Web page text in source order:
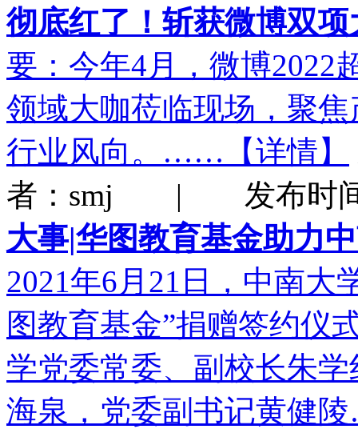
彻底红了！斩获微博双
要：今年4月，微博2022
领域大咖莅临现场，聚
行业风向。……【详情】
者：smj | 发布时间
大事|华图教育基金助力
2021年6月21日，中南大
图教育基金”捐赠签约仪
学党委常委、副校长朱
海泉，党委副书记黄健